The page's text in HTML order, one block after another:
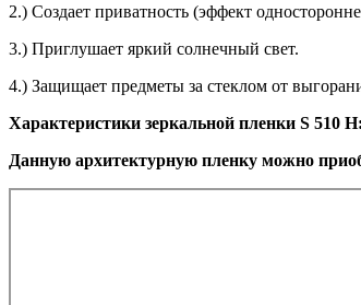
2.) Создает приватность (эффект
3.) Приглушает яркий солнечный свет.
4.) Защищает предметы за стеклом от
Характеристики зеркальной пленки S 510 H:
Данную архитектурную пленку можно